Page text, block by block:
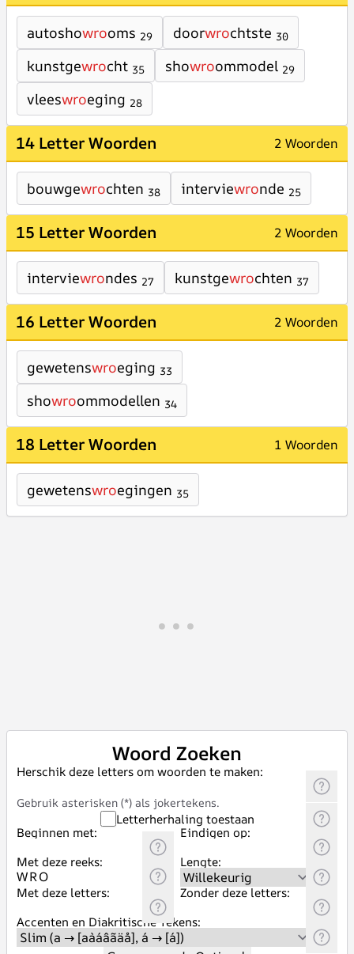
autoshowrooms 29 doorwrochtste 30
kunstgewrocht 35 showroommodel 29
vleeswroeging 28
14 Letter Woorden 2 Woorden
bouwgewrochten 38 interviewronde 25
15 Letter Woorden 2 Woorden
interviewrondes 27 kunstgewrochten 37
16 Letter Woorden 2 Woorden
gewetenswroeging 33
showroommodellen 34
18 Letter Woorden 1 Woorden
gewetenswroegingen 35
Woord Zoeken
Herschik deze letters om woorden te maken:
Gebruik asterisken (*) als jokertekens.
Letterherhaling toestaan
Beginnen met:
Eindigen op:
Met deze reeks:
Lengte:
Met deze letters:
Zonder deze letters:
Accenten en Diakritische Tekens: